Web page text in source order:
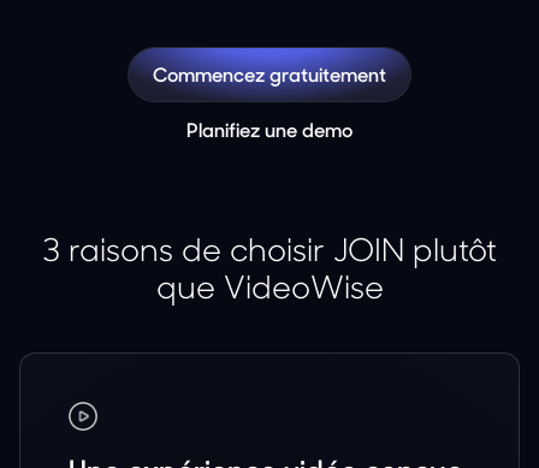
Commencez gratuitement
Planifiez une demo
3 raisons de choisir JOIN plutôt
que VideoWise